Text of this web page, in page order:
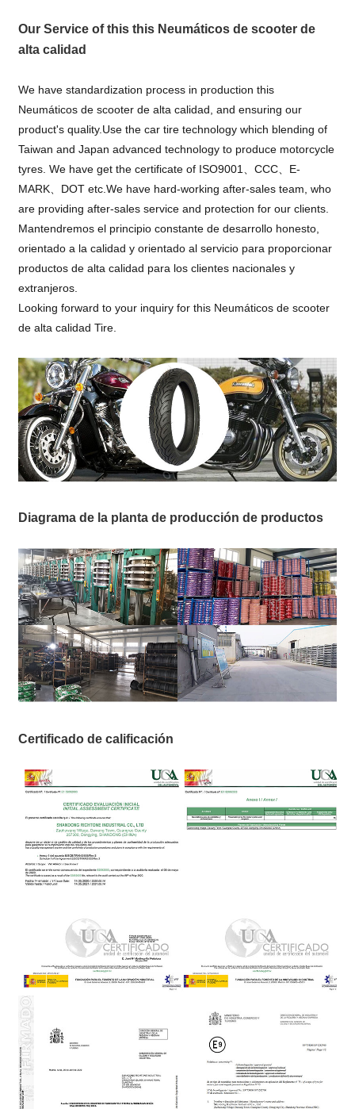
Our Service of this this Neumáticos de scooter de
alta calidad
We have standardization process in production this
Neumáticos de scooter de alta calidad, and ensuring our
product's quality.Use the car tire technology which blending of
Taiwan and Japan advanced technology to produce motorcycle
tyres. We have get the certificate of ISO9001、CCC、E-
MARK、DOT etc.We have hard-working after-sales team, who
are providing after-sales service and protection for our clients.
Mantendremos el principio constante de desarrollo honesto,
orientado a la calidad y orientado al servicio para proporcionar
productos de alta calidad para los clientes nacionales y
extranjeros.
Looking forward to your inquiry for this Neumáticos de scooter
de alta calidad Tire.
Diagrama de la planta de producción de productos
Certificado de calificación